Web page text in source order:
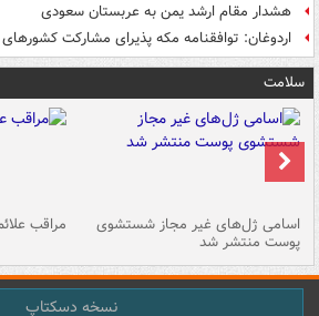
هشدار مقام ارشد یمن به عربستان سعودی
اردوغان: توافقنامه مکه پذیرای مشارکت
سلامت
اسامی ژل‌های غیر مجاز شستشوی
پوست منتشر شد
مراقب
نسخه دسکتاپ